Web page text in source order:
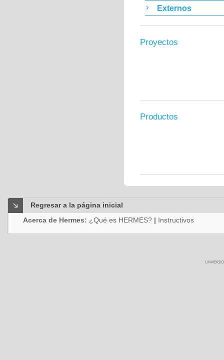
Externos
Proyectos
Productos
Regresar a la página inicial
Acerca de Hermes: ¿Qué es HERMES? | Instructivos